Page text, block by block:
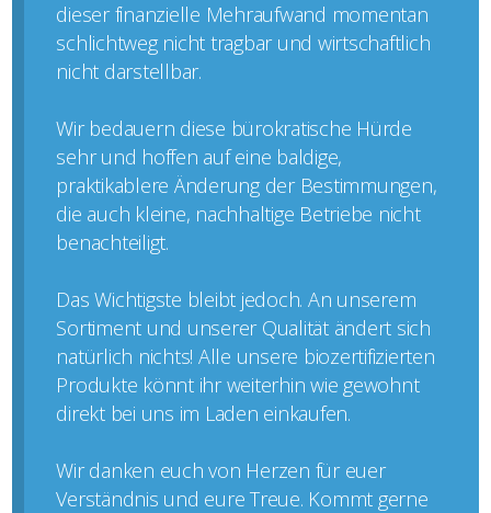
dieser finanzielle Mehraufwand momentan
schlichtweg nicht tragbar und wirtschaftlich
nicht darstellbar.
Wir bedauern diese bürokratische Hürde
sehr und hoffen auf eine baldige,
praktikablere Änderung der Bestimmungen,
die auch kleine, nachhaltige Betriebe nicht
benachteiligt.
Das Wichtigste bleibt jedoch. An unserem
Sortiment und unserer Qualität ändert sich
natürlich nichts! Alle unsere biozertifizierten
Produkte könnt ihr weiterhin wie gewohnt
direkt bei uns im Laden einkaufen.
Wir danken euch von Herzen für euer
Verständnis und eure Treue. Kommt gerne